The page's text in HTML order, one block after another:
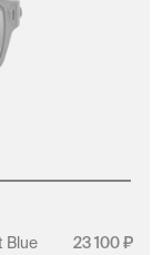
Blue
23 100